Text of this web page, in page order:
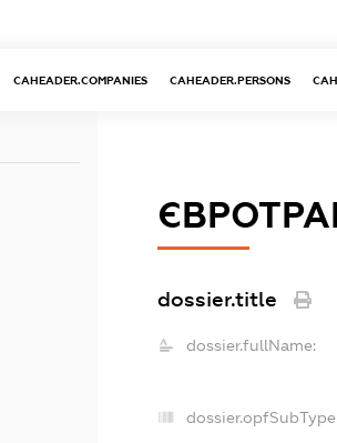
CAHEADER.COMPANIES CAHEADER.PERSONS
dossier.title
dossier.fullName: